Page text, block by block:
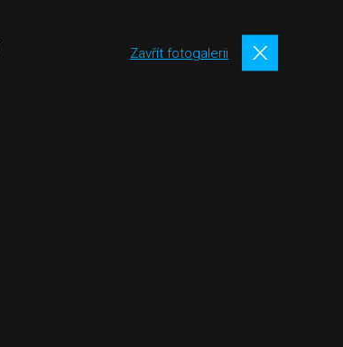
Zavřít fotogalerii